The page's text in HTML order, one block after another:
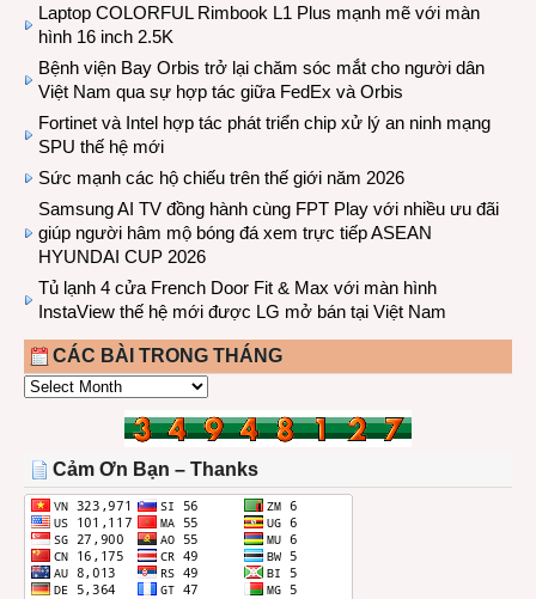
Laptop COLORFUL Rimbook L1 Plus mạnh mẽ với màn
hình 16 inch 2.5K
Bệnh viện Bay Orbis trở lại chăm sóc mắt cho người dân
Việt Nam qua sự hợp tác giữa FedEx và Orbis
Fortinet và Intel hợp tác phát triển chip xử lý an ninh mạng
SPU thế hệ mới
Sức mạnh các hộ chiếu trên thế giới năm 2026
Samsung AI TV đồng hành cùng FPT Play với nhiều ưu đãi
giúp người hâm mộ bóng đá xem trực tiếp ASEAN
HYUNDAI CUP 2026
Tủ lạnh 4 cửa French Door Fit & Max với màn hình
InstaView thế hệ mới được LG mở bán tại Việt Nam
CÁC BÀI TRONG THÁNG
CÁC
THÁNG
Cảm Ơn Bạn – Thanks